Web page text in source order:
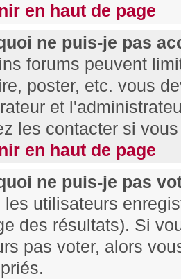
en haut de page
ne puis-je pas
forums peuvent
poster, etc. vous
et
les contacter si
en haut de page
ne puis-je pas
les utilisateurs
des résultats). Si
pas voter, alors